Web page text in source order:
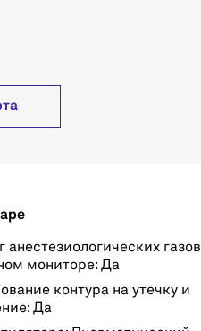
анестезиологических газов
мониторе: Да
контура на утечку и
Да